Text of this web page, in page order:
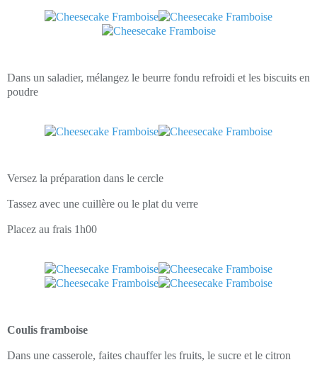
Dans un saladier, mélangez le beurre fondu refroidi et les biscuits en
poudre
Versez la préparation dans le cercle
Tassez avec une cuillère ou le plat du verre
Placez au frais 1h00
Coulis framboise
Dans une casserole, faites chauffer les fruits, le sucre et le citron